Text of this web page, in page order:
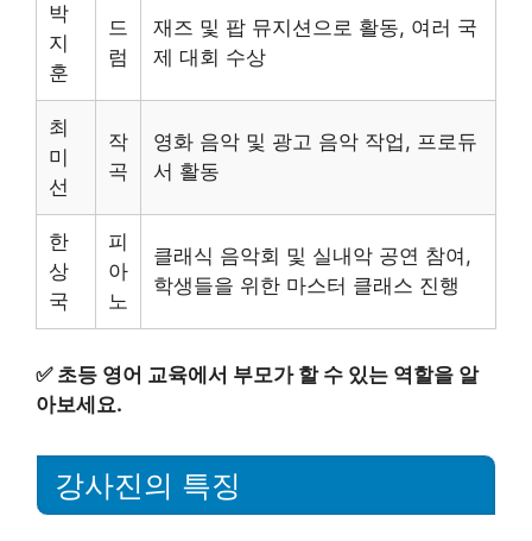
박
지
훈
드
럼
재즈 및 팝 뮤지션으로 활동, 여러 국
제 대회 수상
최
미
선
작
곡
영화 음악 및 광고 음악 작업, 프로듀
서 활동
한
상
국
피
아
노
클래식 음악회 및 실내악 공연 참여,
학생들을 위한 마스터 클래스 진행
✅ 초등 영어 교육에서 부모가 할 수 있는 역할을 알
아보세요.
강사진의 특징